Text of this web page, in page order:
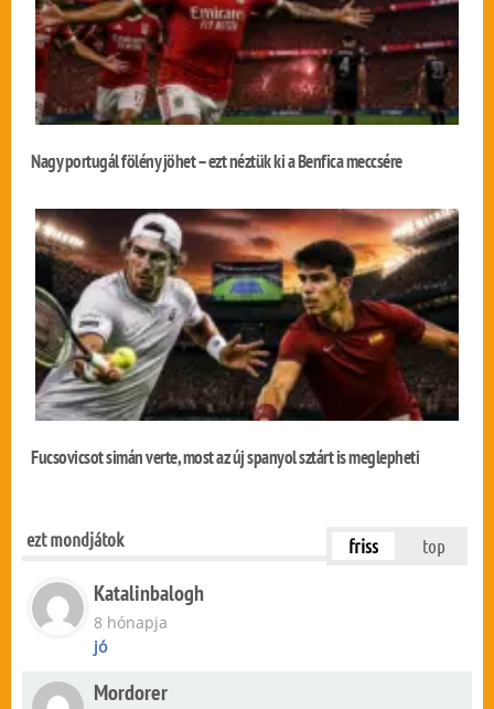
Nagy portugál fölény jöhet – ezt néztük ki a Benfica meccsére
Fucsovicsot simán verte, most az új spanyol sztárt is meglepheti
ezt mondjátok friss top
Katalinbalogh
8 hónapja
jó
Mordorer